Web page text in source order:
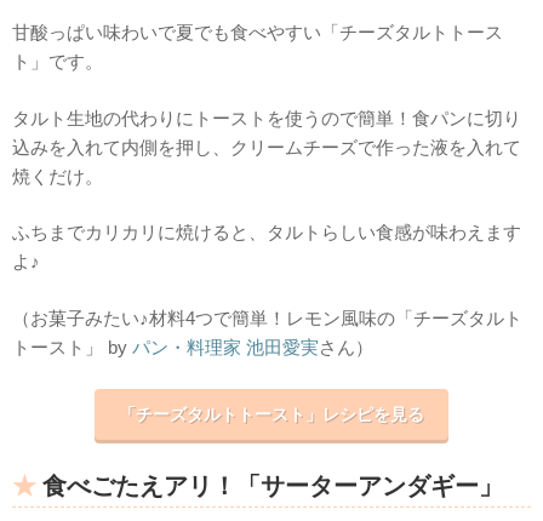
甘酸っぱい味わいで夏でも食べやすい「チーズタルトトース
ト」です。
タルト生地の代わりにトーストを使うので簡単！食パンに切り
込みを入れて内側を押し、クリームチーズで作った液を入れて
焼くだけ。
ふちまでカリカリに焼けると、タルトらしい食感が味わえます
よ♪
（お菓子みたい♪材料4つで簡単！レモン風味の「チーズタルト
トースト」 by パン・料理家 池田愛実さん）
「チーズタルトトースト」レシピを見る
食べごたえアリ！「サーターアンダギー」